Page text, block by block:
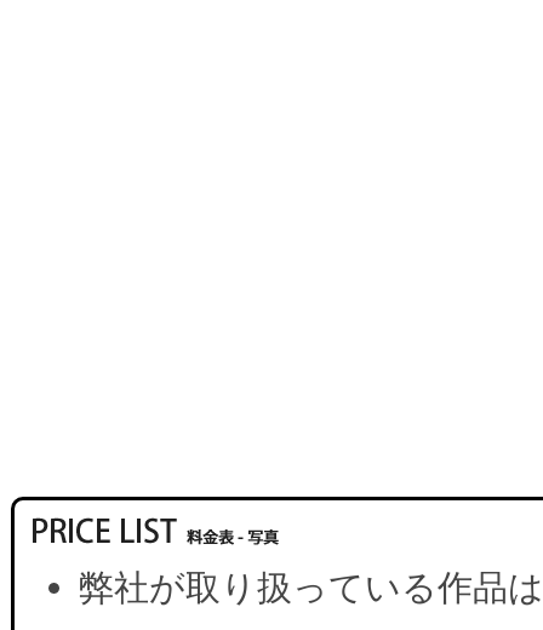
弊社が取り扱っている作品